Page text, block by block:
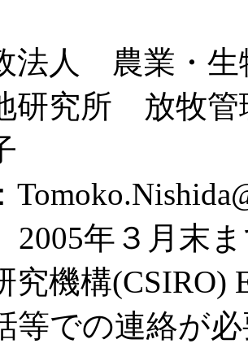
法人 農業・生
研究所 放牧
2005年３月末
究機構(CSIRO)
等での連絡が